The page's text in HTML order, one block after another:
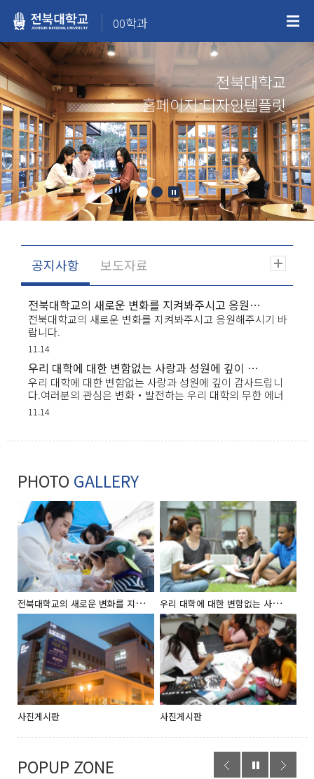
00학과
전북대학교
홈페이지 디자인템플릿
전북대학교의 새로운 변화를 지켜봐주시고 응원해주시기 바랍니다.
전북대학교의 새로운 변화를 지켜봐주시고 응원해주시기 바
랍니다.
11.14
우리 대학에 대한 변함없는 사랑과 성원에 깊이 감사드립니다.여러분의 관심은 변화‧발전하는 우리 대학의 무한 에너지
우리 대학에 대한 변함없는 사랑과 성원에 깊이 감사드립니
다.여러분의 관심은 변화‧발전하는 우리 대학의 무한 에너
지....2019.00.00
11.14
PHOTO GALLERY
전
북대학교의 새로운 변화를 지켜봐주시고 응원해주시기 바랍니다. 우
리 대학에 대한 변함없는 사랑과 성원에 깊이 감사드립니다.여러분의 관심은 변화‧발전하는
사진게시판 사진게시판
POPUP ZONE